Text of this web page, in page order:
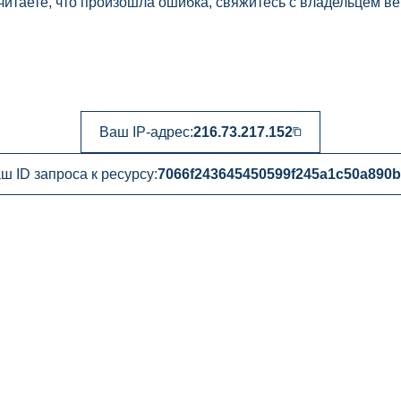
Ваш IP-адрес:216.73.217.152
ID запроса к ресурсу: